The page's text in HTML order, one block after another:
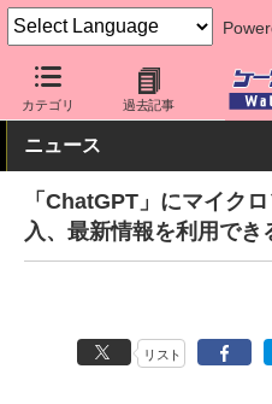
カテゴリ 過去記事
ケータイ Watch 最新技術/その他
ニュース
「ChatGPT」にマイク
入、最新情報を利用でき
リスト